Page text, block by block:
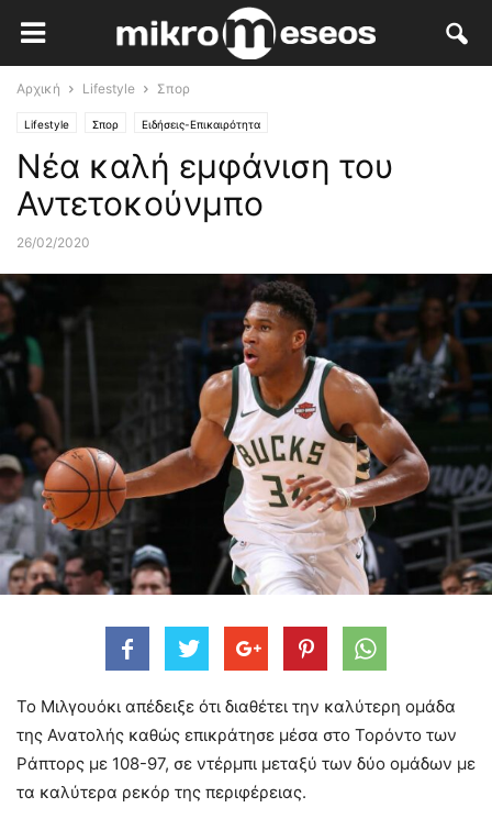
Αρχική Lifestyle Σπορ
Lifestyle Σπορ Ειδήσεις-Επικαιρότητα
Νέα καλή εμφάνιση του
Αντετοκούνμπο
26/02/2020
Το Μιλγουόκι απέδειξε ότι διαθέτει την καλύτερη ομάδα
της Ανατολής καθώς επικράτησε μέσα στο Τορόντο των
Ράπτορς με 108-97, σε ντέρμπι μεταξύ των δύο ομάδων με
τα καλύτερα ρεκόρ της περιφέρειας.